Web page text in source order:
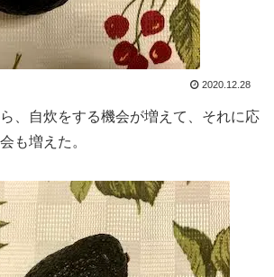
2020.12.28
、自炊をする機会が増えて、それに応
も増えた。